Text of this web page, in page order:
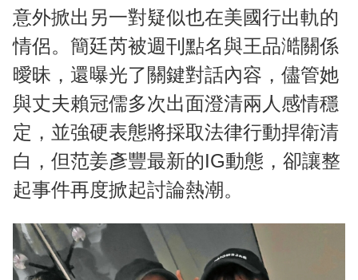
u
t
e
意外掀出另一對疑似也在美國行出軌的
情侶。簡廷芮被週刊點名與王品澔關係
曖昧，還曝光了關鍵對話內容，儘管她
與丈夫賴冠儒多次出面澄清兩人感情穩
定，並強硬表態將採取法律行動捍衛清
白，但范姜彥豐最新的IG動態，卻讓整
起事件再度掀起討論熱潮。